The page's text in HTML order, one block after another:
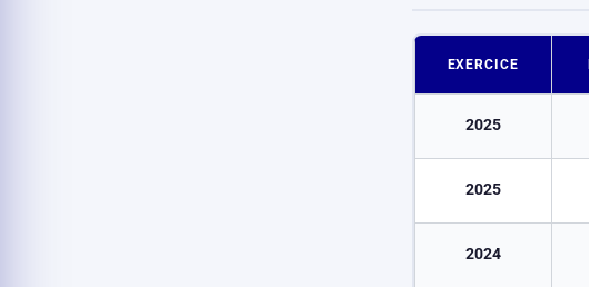
EXERCICE
2025
2025
2024